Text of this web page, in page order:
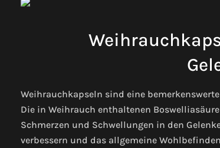
Weihrauchkapseln sind eine
Die in Weihrauch enthaltenen
Schmerzen und Schwellungen in den
verbessern und das allgemeine